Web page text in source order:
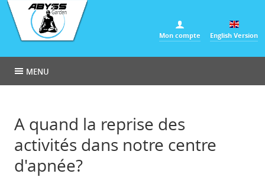
Mon compte English Version
MENU
A quand la reprise des
activités dans notre centre
d'apnée?
Panneau de gestion des cookies